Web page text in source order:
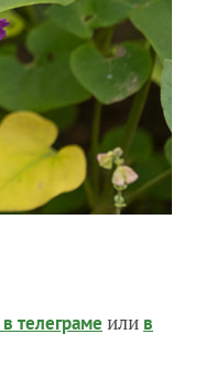
в телеграме или в